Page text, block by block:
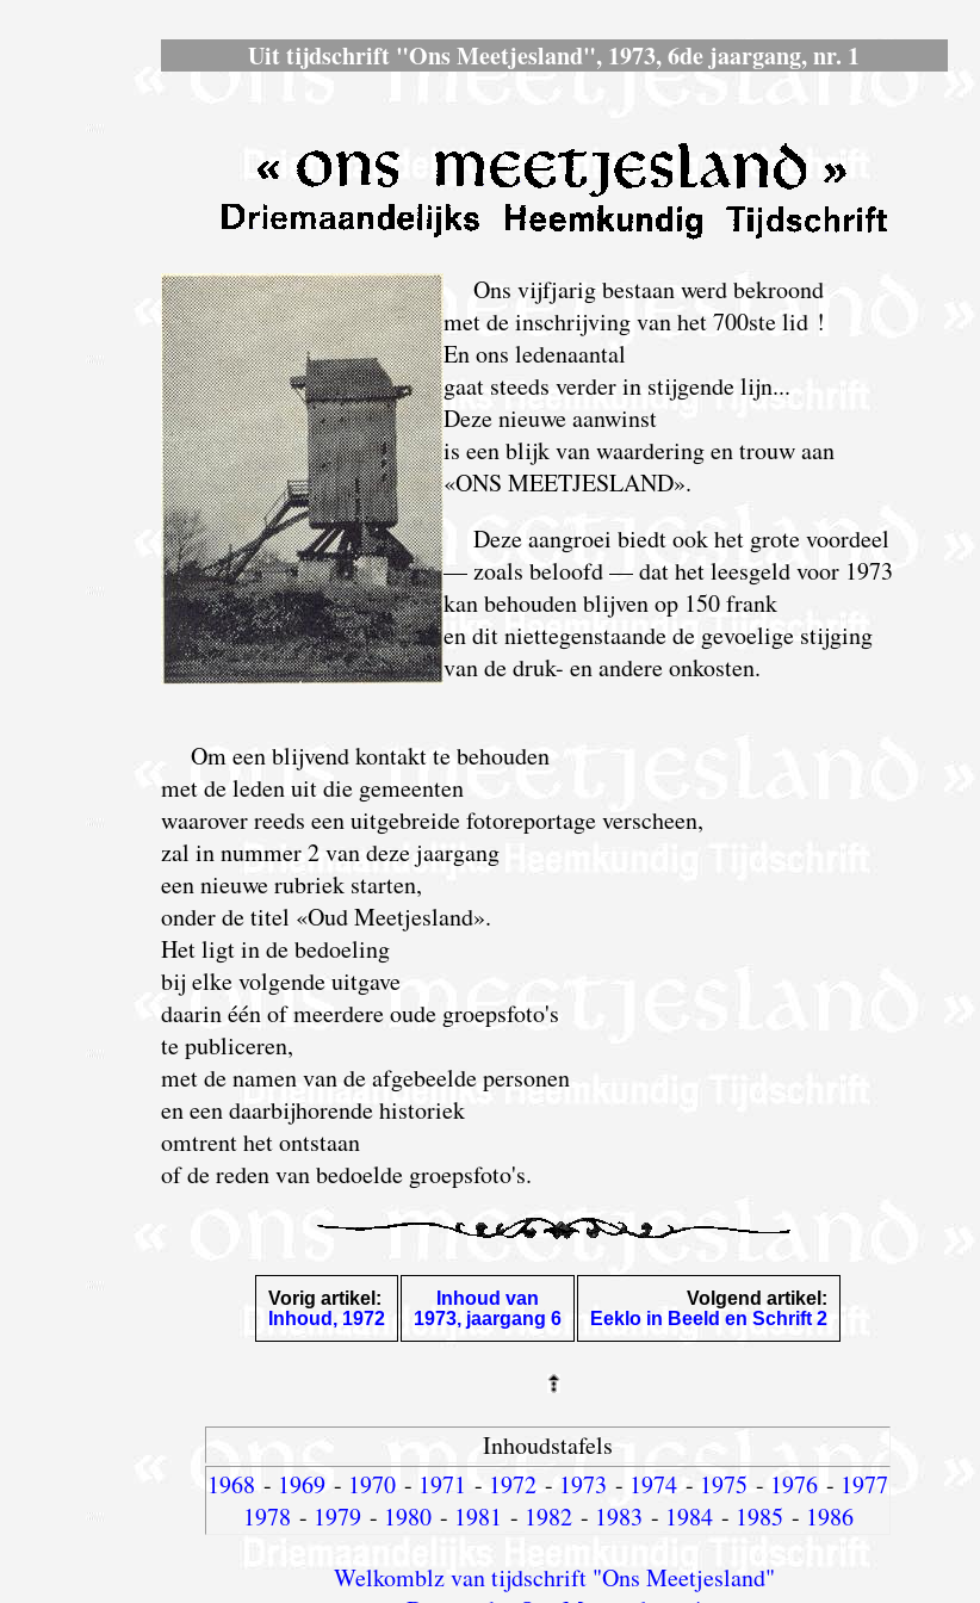
Uit tijdschrift "Ons Meetjesland", 1973, 6de jaargang, nr. 1
Ons vijfjarig bestaan werd bekroond
met de inschrijving van het 700ste lid !
En ons ledenaantal
gaat steeds verder in stijgende lijn...
Deze nieuwe aanwinst
is een blijk van waardering en trouw aan
«ONS MEETJESLAND».
Deze aangroei biedt ook het grote voordeel
— zoals beloofd — dat het leesgeld voor 1973
kan behouden blijven op 150 frank
en dit niettegenstaande de gevoelige stijging
van de druk- en andere onkosten.
Om een blijvend kontakt te behouden
met de leden uit die gemeenten
waarover reeds een uitgebreide fotoreportage verscheen,
zal in nummer 2 van deze jaargang
een nieuwe rubriek starten,
onder de titel «Oud Meetjesland».
Het ligt in de bedoeling
bij elke volgende uitgave
daarin één of meerdere oude groepsfoto's
te publiceren,
met de namen van de afgebeelde personen
en een daarbijhorende historiek
omtrent het ontstaan
of de reden van bedoelde groepsfoto's.
Vorig artikel:
Inhoud, 1972
Inhoud van
1973, jaargang 6
Volgend artikel:
Eeklo in Beeld en Schrift 2
Inhoudstafels
1968 - 1969 - 1970 - 1971 - 1972 - 1973 - 1974 - 1975 - 1976 - 1977
1978 - 1979- 1980- 1981 - 1982- 1983 - 1984- 1985 - 1986
Welkomblz van tijdschrift "Ons Meetjesland"